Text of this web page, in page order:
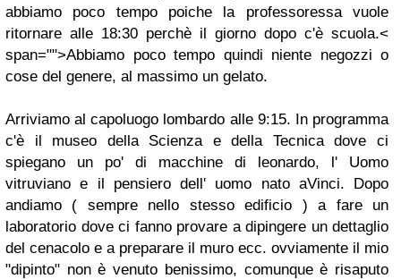
abbiamo poco tempo poiche la professoressa vuole
ritornare alle 18:30 perchè il giorno dopo c'è scuola.<
span="">Abbiamo poco tempo quindi niente negozzi o
cose del genere, al massimo un gelato.
Arriviamo al capoluogo lombardo alle 9:15. In programma
c'è il museo della Scienza e della Tecnica dove ci
spiegano un po' di macchine di leonardo, l' Uomo
vitruviano e il pensiero dell' uomo nato aVinci. Dopo
andiamo ( sempre nello stesso edificio ) a fare un
laboratorio dove ci fanno provare a dipingere un dettaglio
del cenacolo e a preparare il muro ecc. ovviamente il mio
"dipinto" non è venuto benissimo, comunque è risaputo